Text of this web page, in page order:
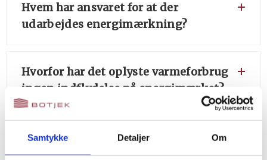
Samtykke Detaljer Om
Hvem har ansvaret for at der
udarbejdes energimærkning?
Hvorfor har det oplyste varmeforbrug
ingen indflydelse på energimærket?
Hvem skal betale for
energimærkning?